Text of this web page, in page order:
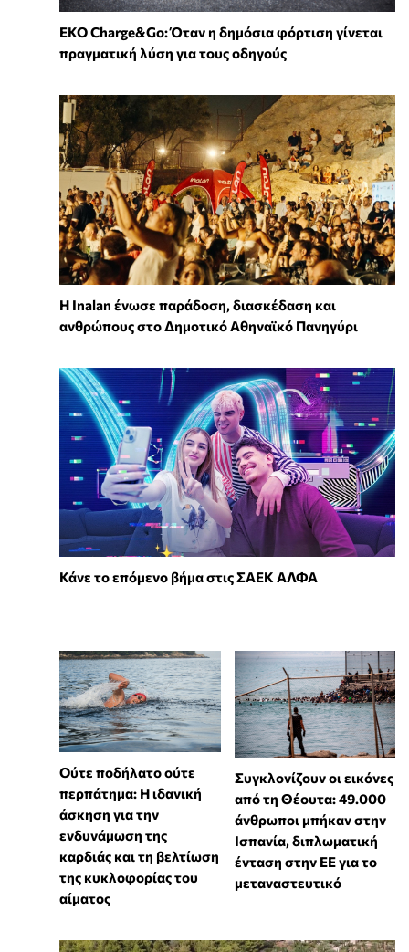
EKO Charge&Go: Όταν η δημόσια φόρτιση γίνεται
πραγματική λύση για τους οδηγούς
Η Inalan ένωσε παράδοση, διασκέδαση και
ανθρώπους στο Δημοτικό Αθηναϊκό Πανηγύρι
Κάνε το επόμενο βήμα στις ΣΑΕΚ ΑΛΦΑ
Ούτε ποδήλατο ούτε
περπάτημα: Η ιδανική
άσκηση για την
ενδυνάμωση της
καρδιάς και τη βελτίωση
της κυκλοφορίας του
αίματος
Συγκλονίζουν οι εικόνες
από τη Θέουτα: 49.000
άνθρωποι μπήκαν στην
Ισπανία, διπλωματική
ένταση στην ΕΕ για το
μεταναστευτικό